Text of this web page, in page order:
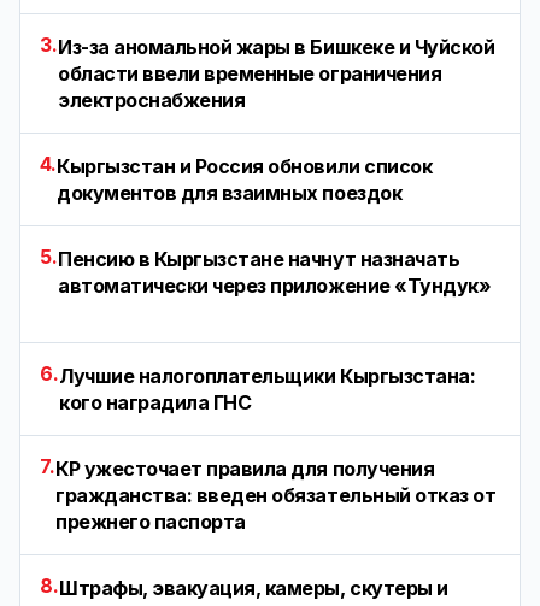
3.Из-за аномальной жары в Бишкеке и Чуйской
области ввели временные ограничения
электроснабжения
4.Кыргызстан и Россия обновили список
документов для взаимных поездок
5.Пенсию в Кыргызстане начнут назначать
автоматически через приложение «Тундук»
6.Лучшие налогоплательщики Кыргызстана:
кого наградила ГНС
7.КР ужесточает правила для получения
гражданства: введен обязательный отказ от
прежнего паспорта
8.Штрафы, эвакуация, камеры, скутеры и